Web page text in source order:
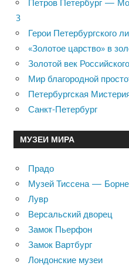
Петров Петербург —
3
Герои Петербургского
«Золотое царство» в
Золотой век
Мир благородной
Петербургская
Санкт-Петербург
МУЗЕИ МИРА
Прадо
Музей Тиссена —
Лувр
Версальский дворец
Замок Пьерфон
Замок Вартбург
Лондонские музеи